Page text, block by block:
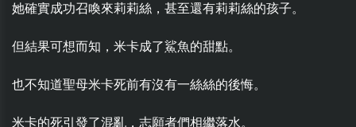
她確實成功召喚來莉莉絲，甚至還有莉莉絲的孩子。
但結果可想而知，米卡成了鯊魚的甜點。
也不知道聖母米卡死前有沒有一絲絲的後悔。
米卡的死引發了混亂，志願者們相繼落水。